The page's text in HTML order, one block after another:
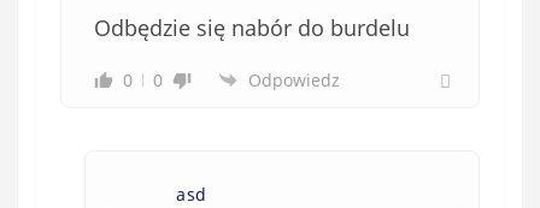
Odbędzie się nabór do burdelu
0 0 Odpowiedz
asd